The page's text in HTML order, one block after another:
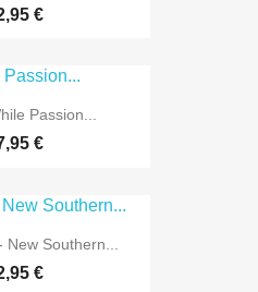
€
Passion...
€
Southern...
€